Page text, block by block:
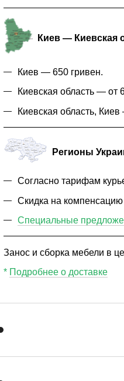
Киев — Киевская
Киев — 650 гривен.
Киевская область — от
Киевская область,
Регионы
Согласно тарифам
Скидка на
Специальные
Занос и сборка мебели в
* Подробнее о доставке